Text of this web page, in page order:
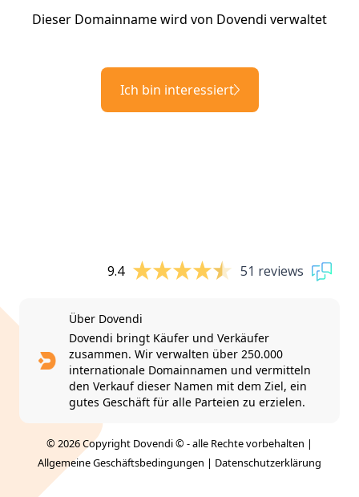
Dieser Domainname wird von Dovendi verwaltet
Ich bin interessiert
9.4 51 reviews
Über Dovendi
Dovendi bringt Käufer und Verkäufer
zusammen. Wir verwalten über 250.000
internationale Domainnamen und vermitteln
den Verkauf dieser Namen mit dem Ziel, ein
gutes Geschäft für alle Parteien zu erzielen.
© 2026 Copyright Dovendi © - alle Rechte vorbehalten |
Allgemeine Geschäftsbedingungen | Datenschutzerklärung